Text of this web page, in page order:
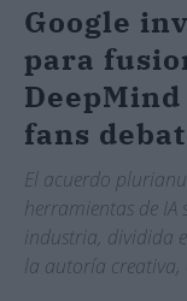
Google
para
fans
El acuerdo
herramientas de IA
industria, dividida
la autoría creativa,